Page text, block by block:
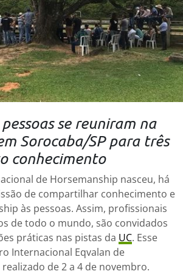
se reuniram na
Sorocaba/SP para três
conhecimento
de Horsemanship nasceu, há
de compartilhar conhecimento e
às pessoas. Assim, profissionais
de todo o mundo, são convidados
práticas nas pistas da UC. Esse
Internacional Eqvalan de
de 2 a 4 de novembro.